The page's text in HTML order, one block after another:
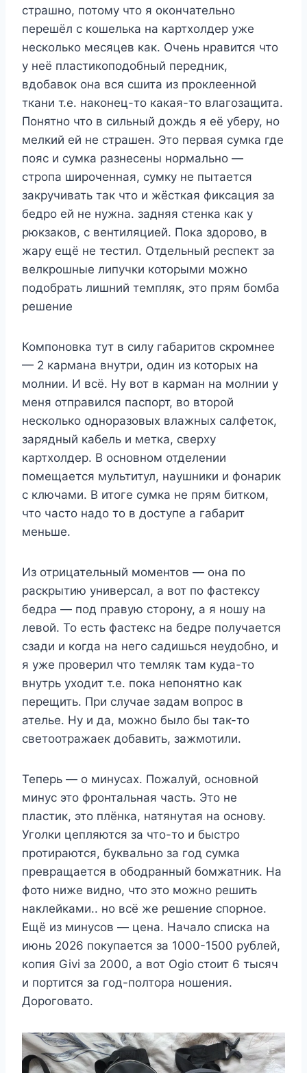
страшно, потому что я окончательно
перешёл с кошелька на картхолдер уже
несколько месяцев как. Очень нравится что
у неё пластикоподобный передник,
вдобавок она вся сшита из проклеенной
ткани т.е. наконец-то какая-то влагозащита.
Понятно что в сильный дождь я её уберу, но
мелкий ей не страшен. Это первая сумка где
пояс и сумка разнесены нормально —
стропа широченная, сумку не пытается
закручивать так что и жёсткая фиксация за
бедро ей не нужна. задняя стенка как у
рюкзаков, с вентиляцией. Пока здорово, в
жару ещё не тестил. Отдельный респект за
велкрошные липучки которыми можно
подобрать лишний темпляк, это прям бомба
решение
Компоновка тут в силу габаритов скромнее
— 2 кармана внутри, один из которых на
молнии. И всё. Ну вот в карман на молнии у
меня отправился паспорт, во второй
несколько одноразовых влажных салфеток,
зарядный кабель и метка, сверху
картхолдер. В основном отделении
помещается мультитул, наушники и фонарик
с ключами. В итоге сумка не прям битком,
что часто надо то в доступе а габарит
меньше.
Из отрицательный моментов — она по
раскрытию универсал, а вот по фастексу
бедра — под правую сторону, а я ношу на
левой. То есть фастекс на бедре получается
сзади и когда на него садишься неудобно, и
я уже проверил что темляк там куда-то
внутрь уходит т.е. пока непонятно как
перещить. При случае задам вопрос в
ателье. Ну и да, можно было бы так-то
светоотражаек добавить, зажмотили.
Теперь — о минусах. Пожалуй, основной
минус это фронтальная часть. Это не
пластик, это плёнка, натянутая на основу.
Уголки цепляются за что-то и быстро
протираются, буквально за год сумка
превращается в ободранный бомжатник. На
фото ниже видно, что это можно решить
наклейками.. но всё же решение спорное.
Ещё из минусов — цена. Начало списка на
июнь 2026 покупается за 1000-1500 рублей,
копия Givi за 2000, а вот Ogio стоит 6 тысяч
и портится за год-полтора ношения.
Дороговато.